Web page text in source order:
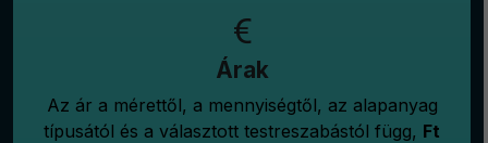
Árak
Az ár a mérettől, a mennyiségtől, az alapanyag
típusától és a választott testreszabástól függ, Ft